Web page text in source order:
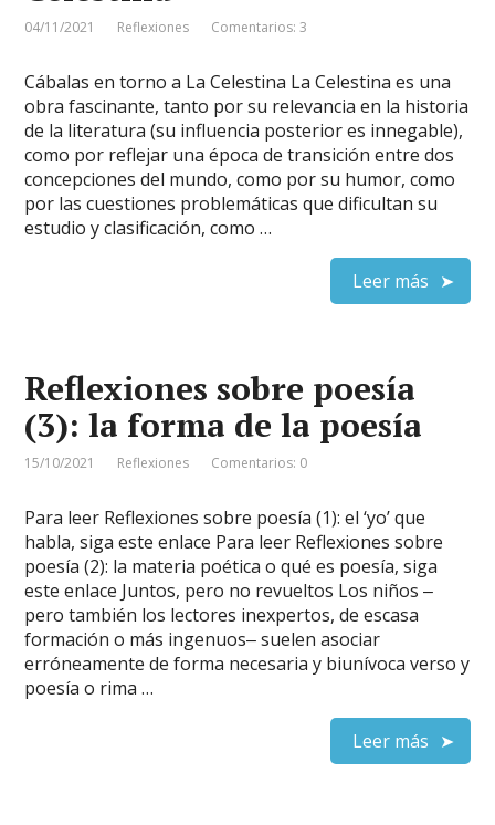
04/11/2021 Reflexiones Comentarios: 3
Cábalas en torno a La Celestina La Celestina es una
obra fascinante, tanto por su relevancia en la historia
de la literatura (su influencia posterior es innegable),
como por reflejar una época de transición entre dos
concepciones del mundo, como por su humor, como
por las cuestiones problemáticas que dificultan su
estudio y clasificación, como …
Leer más
Reflexiones sobre poesía
(3): la forma de la poesía
15/10/2021 Reflexiones Comentarios: 0
Para leer Reflexiones sobre poesía (1): el ‘yo’ que
habla, siga este enlace Para leer Reflexiones sobre
poesía (2): la materia poética o qué es poesía, siga
este enlace Juntos, pero no revueltos Los niños ‒
pero también los lectores inexpertos, de escasa
formación o más ingenuos‒ suelen asociar
erróneamente de forma necesaria y biunívoca verso y
poesía o rima …
Leer más